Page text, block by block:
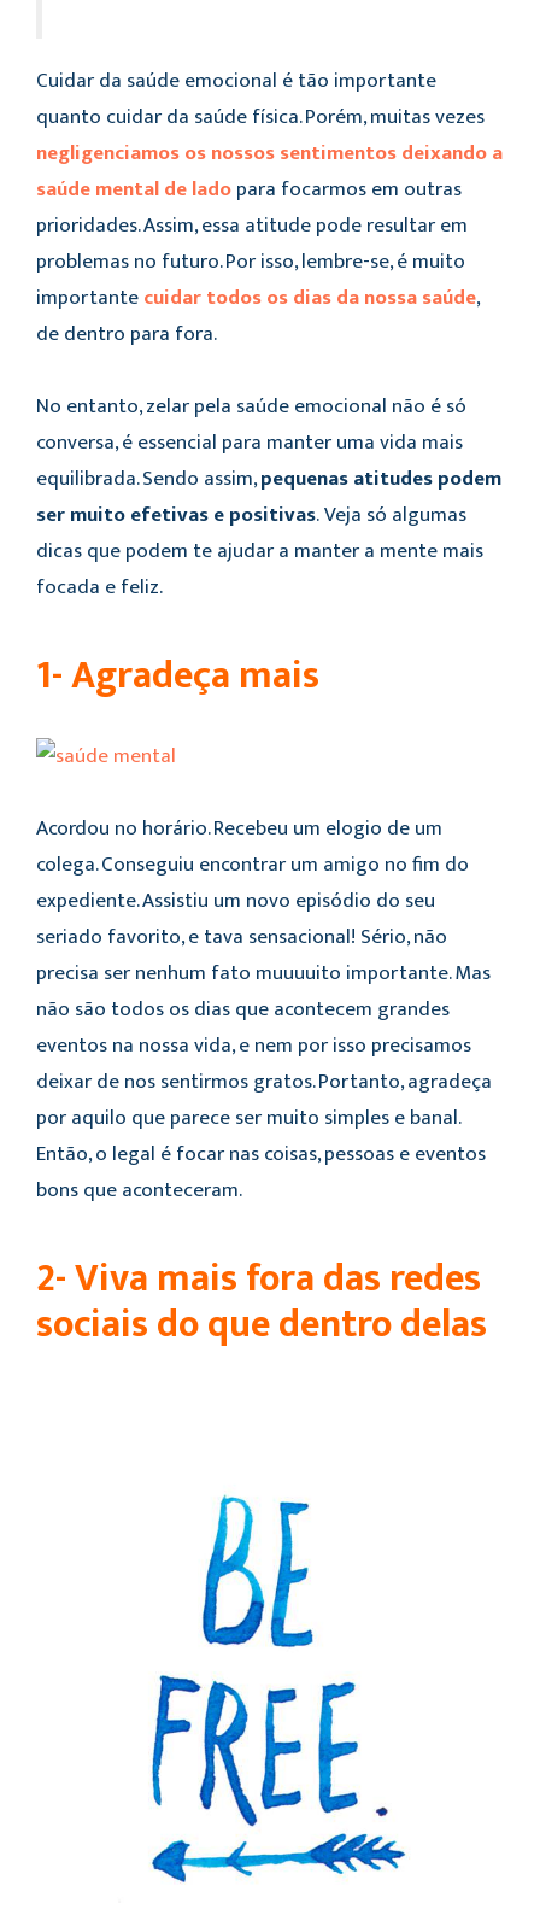
Cuidar da saúde emocional é tão importante
quanto cuidar da saúde física. Porém, muitas vezes
negligenciamos os nossos sentimentos deixando a
saúde mental de ladopara focarmos em outras
prioridades. Assim, essa atitude pode resultar em
problemas no futuro. Por isso, lembre-se, é muito
importantecuidar todos os dias da nossa saúde,
de dentro para fora.
No entanto, zelar pela saúde emocional não é só
conversa, é essencial para manter uma vida mais
equilibrada. Sendo assim,pequenas atitudes podem
ser muito efetivas e positivas. Veja só algumas
dicas que podem te ajudar a manter a mente mais
focada e feliz.
1- Agradeça mais
Acordou no horário. Recebeu um elogio de um
colega. Conseguiu encontrar um amigo no fim do
expediente. Assistiu um novo episódio do seu
seriado favorito, e tava sensacional! Sério, não
precisa ser nenhum fato muuuuito importante. Mas
não são todos os dias que acontecem grandes
eventos na nossa vida, e nem por isso precisamos
deixar de nos sentirmos gratos. Portanto, agradeça
por aquilo que parece ser muito simples e banal.
Então, o legal é focar nas coisas, pessoas e eventos
bons que aconteceram.
2- Viva mais fora das redes
sociais do que dentro delas